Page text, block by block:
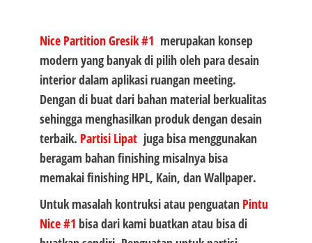
Nice Partition Gresik #1 merupakan konsep
modern yang banyak di pilih oleh para desain
interior dalam aplikasi ruangan meeting.
Dengan di buat dari bahan material berkualitas
sehingga menghasilkan produk dengan desain
terbaik. Partisi Lipat juga bisa menggunakan
beragam bahan finishing misalnya bisa
memakai finishing HPL, Kain, dan Wallpaper.
Untuk masalah kontruksi atau penguatan Pintu
Nice #1 bisa dari kami buatkan atau bisa di